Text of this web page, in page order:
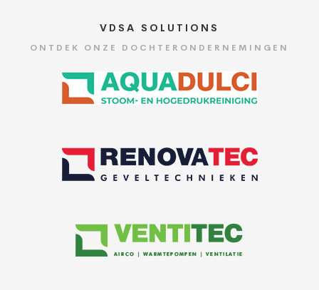
VDSA SOLUTIONS
ONTDEK ONZE DOCHTERONDERNEMINGEN